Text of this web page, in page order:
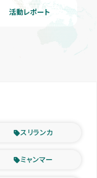
活動レポート
スリランカ
ミャンマー